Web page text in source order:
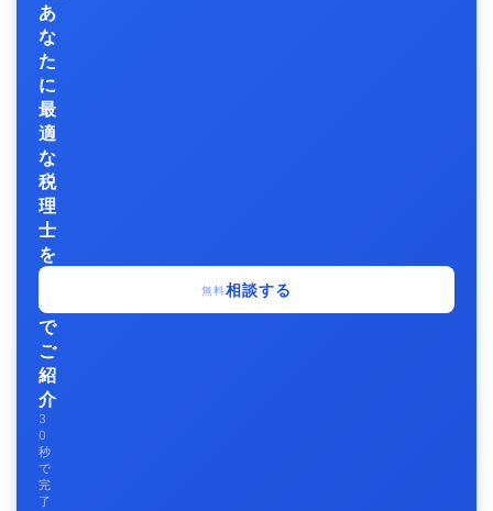
あ
な
た
に
最
適
な
税
理
士
を
無
料
で
ご
紹
介
3
0
秒
で
完
了
無料相談する